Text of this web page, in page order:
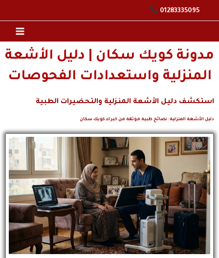
01283335095
مدونة كويك سكان | دليل الأشعة
المنزلية واستعدادات الفحوصات
استكشف دليل الأشعة المنزلية والتحضيرات الطبية
دليل الأشعة المنزلية: نصائح طبية موثقة من خبراء كويك سكان
P
a
g
P
a
g
e